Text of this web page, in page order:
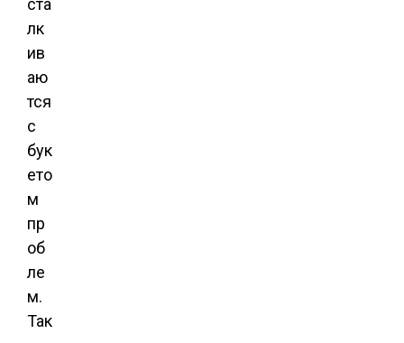
лк
ив
аю
тся
с
бук
ето
м
пр
об
ле
м.
Так